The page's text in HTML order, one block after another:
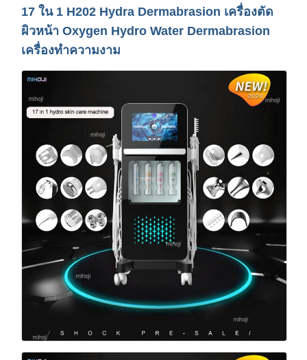
17 ใน 1 H202 Hydra Dermabrasion เครื่องตัด
ผิวหน้า Oxygen Hydro Water Dermabrasion
เครื่องทําความงาม